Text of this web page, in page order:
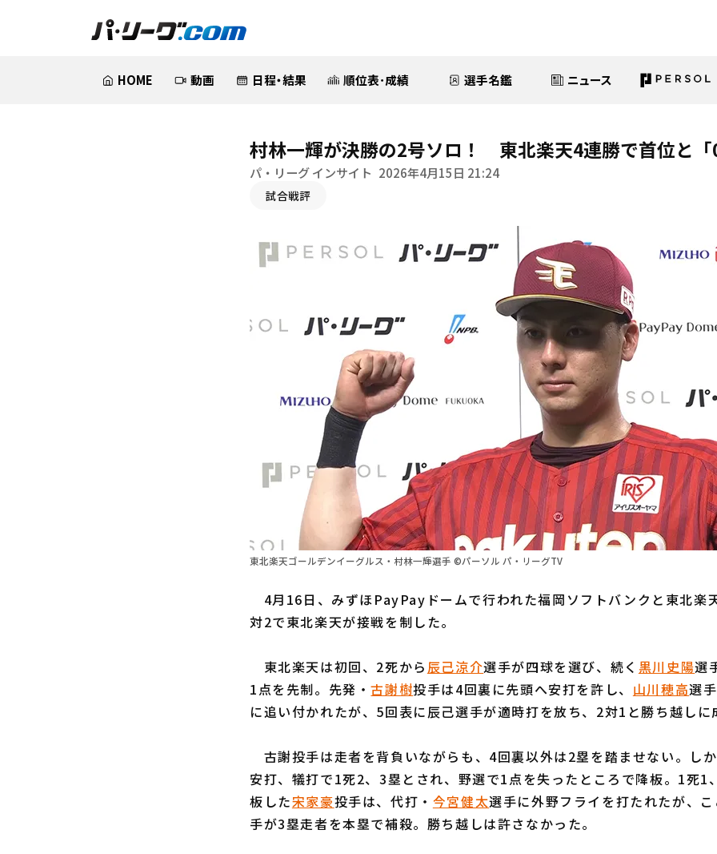
HOME 動画 日程・結果 順位表･成績 選手名鑑 ニュース
村林一輝が決勝の2号ソロ！ 東北楽天4連勝で首位と
パ・リーグ インサイト 2026年4月15日 21:24
試合戦評
東北楽天ゴールデンイーグルス・村林一輝選手 ©パーソル パ・リーグTV
4月16日、みずほPayPayドームで行われた福岡ソフトバンクと東北楽
対2で東北楽天が接戦を制した。
東北楽天は初回、2死から 辰己涼介選手が四球を選び、続く 黒川史陽選
1点を先制。先発・古謝樹投手は4回裏に先頭へ安打を許し、 山川穂高選
に追い付かれたが、5回表に辰己選手が適時打を放ち、2対1と勝ち越しに
古謝投手は走者を背負いながらも、4回裏以外は2塁を踏ませない。し
安打、犠打で1死2、3塁とされ、野選で1点を失ったところで降板。1死1
板した宋家豪投手は、代打・ 今宮健太選手に外野フライを打たれたが、
手が3塁走者を本塁で補殺。勝ち越しは許さなかった。